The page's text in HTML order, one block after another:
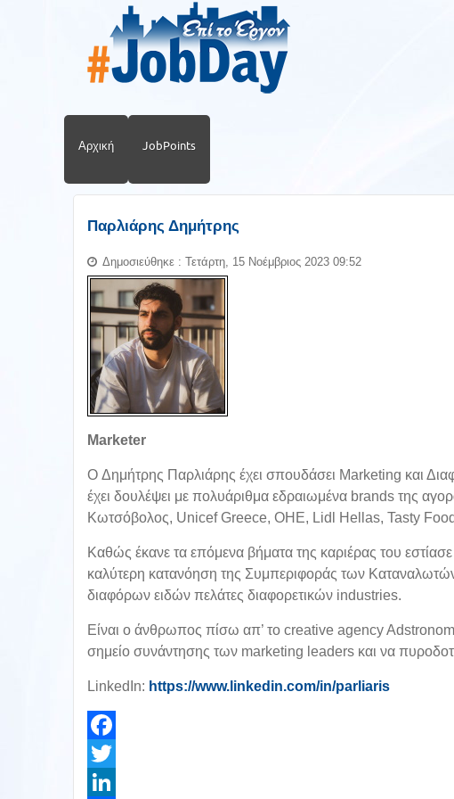
Αρχική JobPoints
Παρλιάρης Δημήτρης
Δημοσιεύθηκε : Τετάρτη, 15 Νοέμβριος 2023 09:52
Marketer
O Δημήτρης Παρλιάρης έχει σπουδάσει Marketing και
έχει δουλέψει με πολυάριθμα εδραιωμένα brands της
Κωτσόβολος, Unicef Greece, ΟΗΕ, Lidl Hellas, Tasty
Καθώς έκανε τα επόμενα βήματα της καριέρας του
καλύτερη κατανόηση της Συμπεριφοράς των
διαφόρων ειδών πελάτες διαφορετικών industries.
Είναι ο άνθρωπος πίσω απ’ το creative agency
σημείο συνάντησης των marketing leaders και να
LinkedIn: https://www.linkedin.com/in/parliaris
Facebook
Twitter